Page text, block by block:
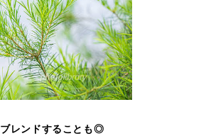
レンドすることも◎